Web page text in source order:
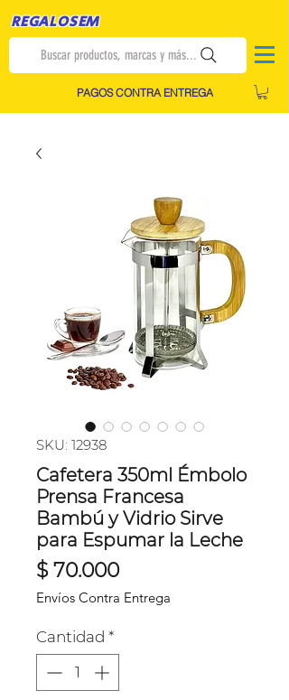
REGALOSEM
Buscar productos, marcas y más...
PAGOS CONTRA ENTREGA
SKU: 12938
Cafetera 350ml Émbolo
Prensa Francesa
Bambú y Vidrio Sirve
para Espumar la Leche
$ 70.000Precio
Envíos Contra Entrega
Cantidad *